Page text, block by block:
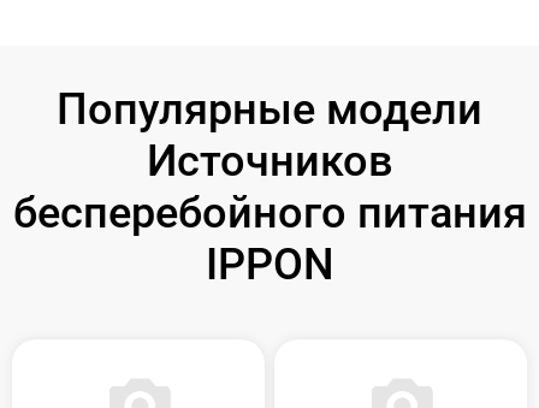
Популярные модели
Источников
бесперебойного питания
IPPON